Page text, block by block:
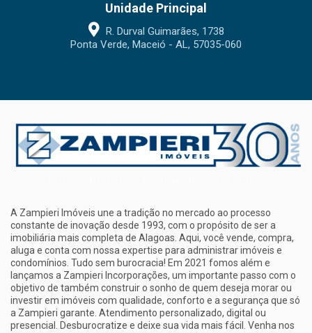
Unidade Principal
R. Durval Guimarães, 1738
Ponta Verde, Maceió - AL, 57035-060
A Zampieri Imóveis une a tradição no mercado ao processo
constante de inovação desde 1993, com o propósito de ser a
imobiliária mais completa de Alagoas. Aqui, você vende, compra,
aluga e conta com nossa expertise para administrar imóveis e
condomínios. Tudo sem burocracia! Em 2021 fomos além e
lançamos a Zampieri Incorporações, um importante passo com o
objetivo de também construir o sonho de quem deseja morar ou
investir em imóveis com qualidade, conforto e a segurança que só
a Zampieri garante. Atendimento personalizado, digital ou
presencial. Desburocratize e deixe sua vida mais fácil. Venha nos